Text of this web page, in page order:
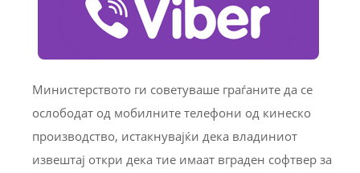
Министерството ги советуваше граѓаните да се
ослободат од мобилните телефони од кинеско
производство, истакнувајќи дека владиниот
извештај откри дека тие имаат вграден софтвер за